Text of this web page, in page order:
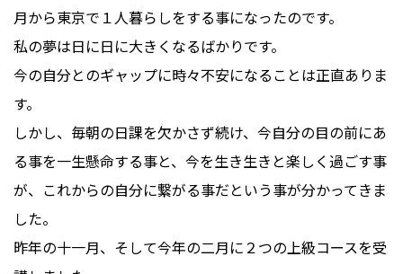
月から東京で１人暮らしをする事になったのです。
私の夢は日に日に大きくなるばかりです。
今の自分とのギャップに時々不安になることは正直ありま
す。
しかし、毎朝の日課を欠かさず続け、今自分の目の前にあ
る事を一生懸命する事と、今を生き生きと楽しく過ごす事
が、これからの自分に繋がる事だという事が分かってきま
した。
昨年の十一月、そして今年の二月に２つの上級コースを受